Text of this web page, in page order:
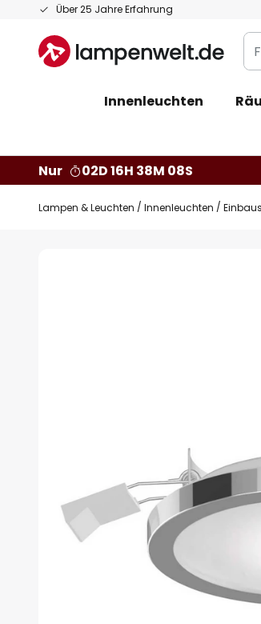
Über 25 Jahre Erfahrung
Zum
springen
Sie
Innenleuchten
Nur
02D 16H 38M 07S
Lampen & Leuchten Innenleuchten